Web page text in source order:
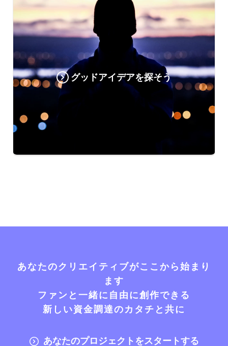
グッドアイデアを探そう
あなたのクリエイティブがここから始まり
ます
ファンと一緒に自由に創作できる
新しい資金調達のカタチと共に
あなたのプロジェクトをスタートする